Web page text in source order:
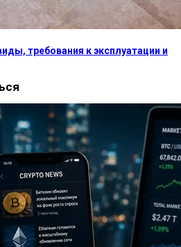
требования к эксплуатации и